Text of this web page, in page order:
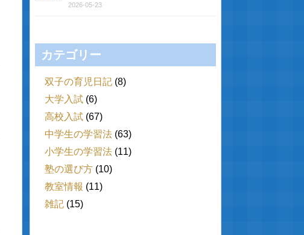
2026-05-23
カテゴリー
双子の育児日記 (8)
大学入試 (6)
高校入試 (67)
中学生の学習法 (63)
小学生の学習法 (11)
塾の選び方 (10)
教室情報 (11)
雑記 (15)